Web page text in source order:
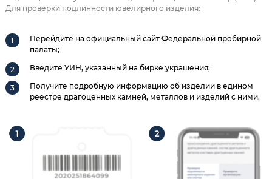
Для проверки подлинности ювелирного изделия:
Перейдите на официальный сайт Федеральной пробирной
палаты;
Введите УИН, указанный на бирке украшения;
Получите подробную информацию об изделии в едином
реестре драгоценных камней, металлов и изделий с ними.